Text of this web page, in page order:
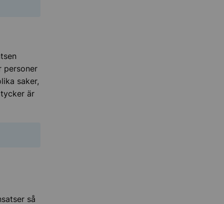
personer
saker,
är
så